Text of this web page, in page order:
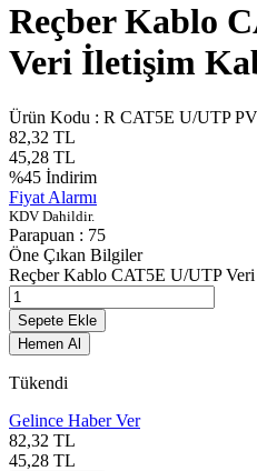
Reçber Kablo
Veri İletişim
Ürün Kodu : R CAT5E U/UTP
82,32 TL
45,28 TL
%45 İndirim
Fiyat Alarmı
KDV Dahildir.
Parapuan : 75
Öne Çıkan Bilgiler
Reçber Kablo CAT5E U/UTP
Sepete Ekle
Hemen Al
Tükendi
Gelince Haber Ver
82,32 TL
45,28 TL